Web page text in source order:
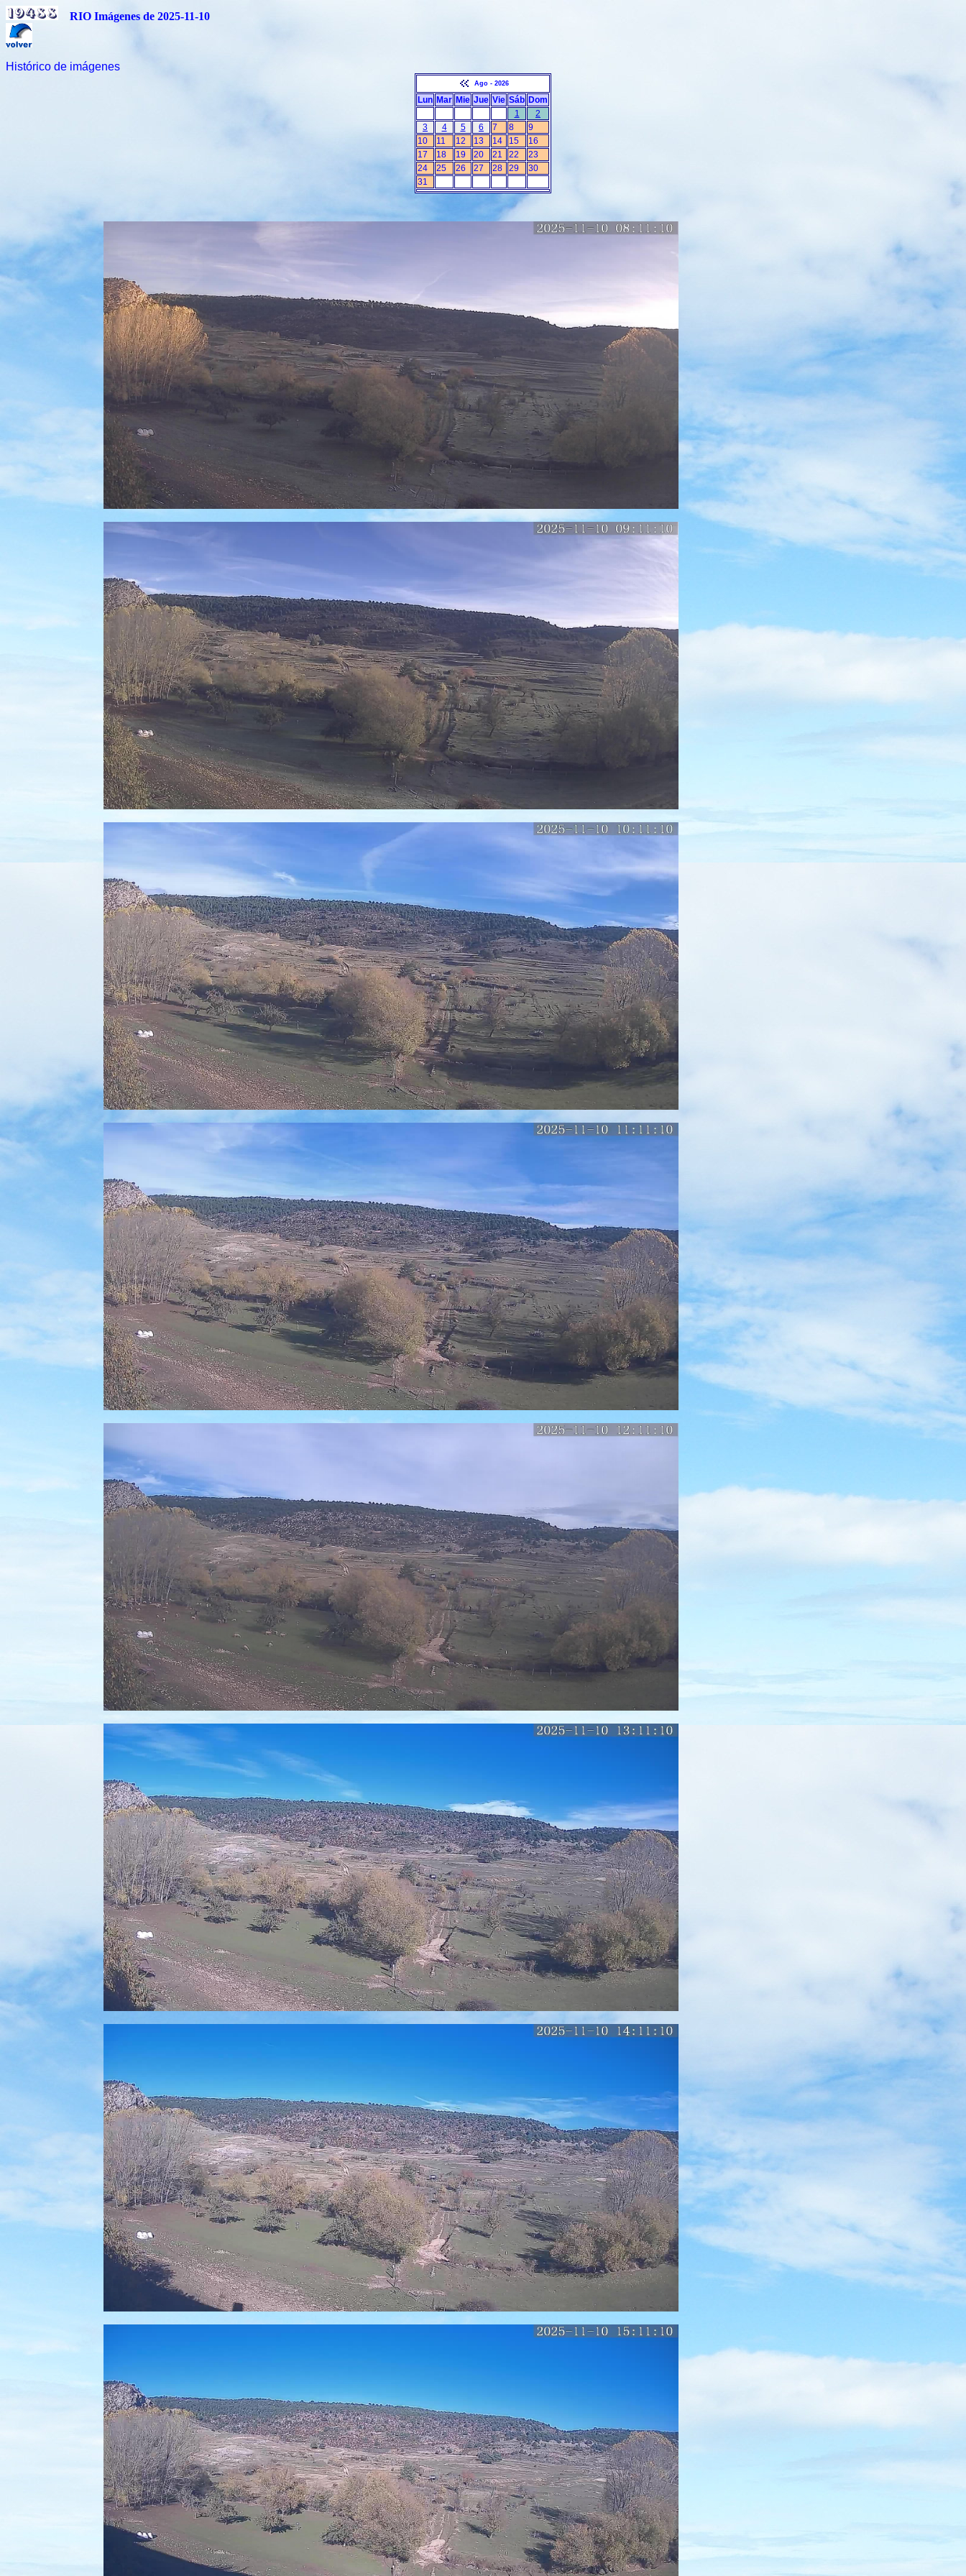
RIO Imágenes de 2025-11-10
Histórico de imágenes
Ago - 2026
Lun Mar Mie Jue Vie Sáb Dom
1
2
3
4 5 6 7 8
9
10
11 12 13 14 15
16
17
18 19 20 21 22
23
24
25 26 27 28 29
30
31